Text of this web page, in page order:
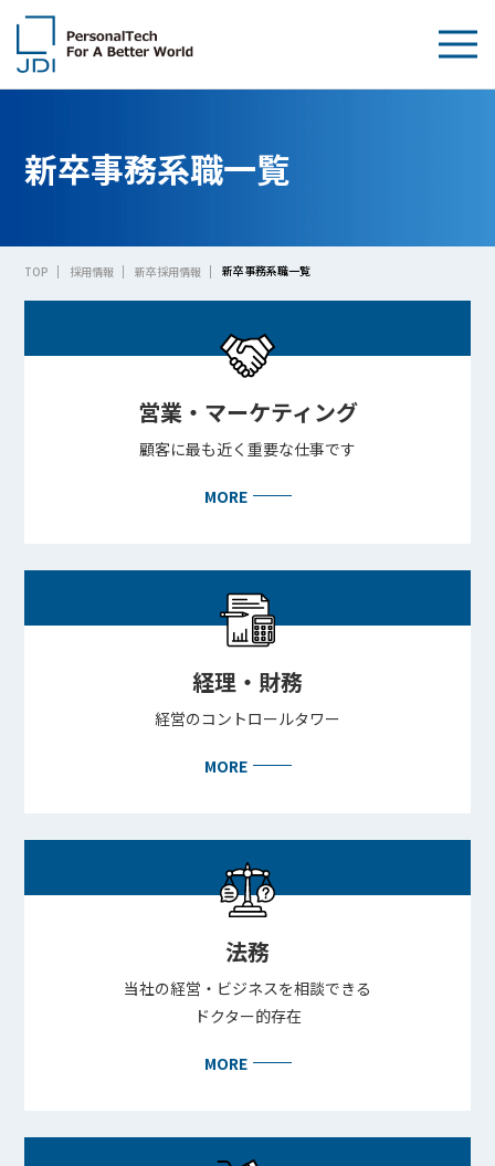
製品・技術
Japanese English
新卒事務系職一覧
TOP 採用情報 新卒採用情報 新卒事務系職一覧
営業・マーケティング
顧客に最も近く重要な仕事です
MORE
経理・財務
経営のコントロールタワー
MORE
法務
当社の経営・ビジネスを相談できる
ドクター的存在
MORE